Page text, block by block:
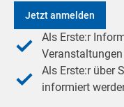
Jetzt anmelden
Als Erste:r
Als Erste:r über
informiert